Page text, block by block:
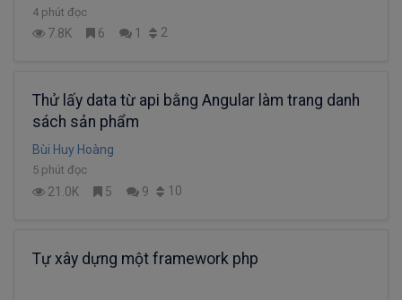
4 phút đọc
7.8K 6 1 2
Thử lấy data từ api bằng Angular làm trang danh
sách sản phẩm
Bùi Huy Hoàng
5 phút đọc
21.0K 5 9 10
Tự xây dựng một framework php